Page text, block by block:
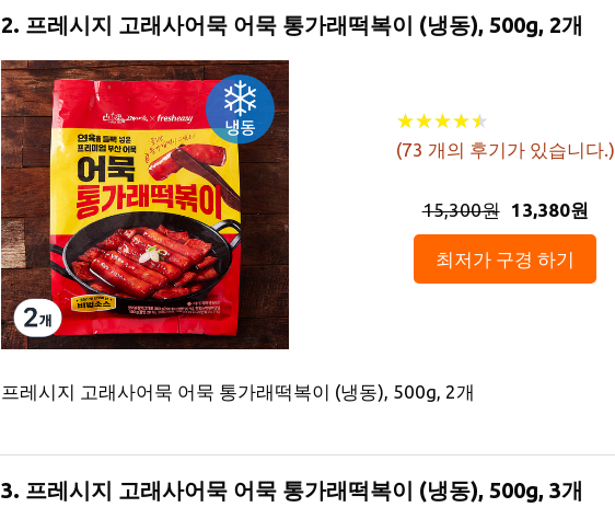
2. 프레시지 고래사어묵 어묵 통가래떡복이 (냉동), 500g, 2개
★★★★★
★★★★★
(73 개의 후기가 있습니다.)
15,300원 13,380원
최저가 구경 하기
프레시지 고래사어묵 어묵 통가래떡복이 (냉동), 500g, 2개
3. 프레시지 고래사어묵 어묵 통가래떡복이 (냉동), 500g, 3개